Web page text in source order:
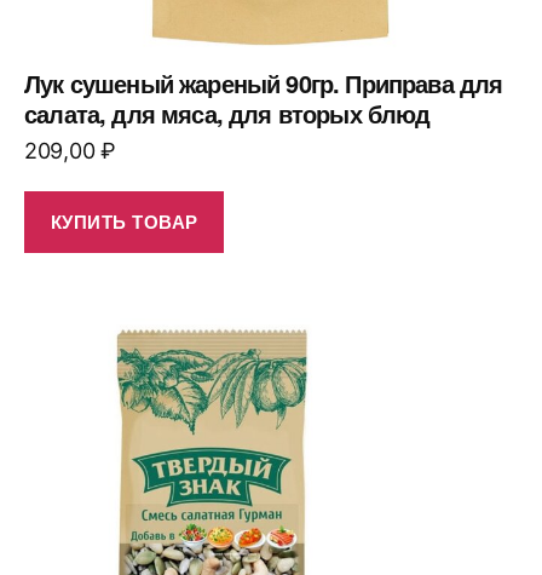
Лук сушеный жареный 90гр. Приправа для
салата, для мяса, для вторых блюд
209,00₽
КУПИТЬ ТОВАР